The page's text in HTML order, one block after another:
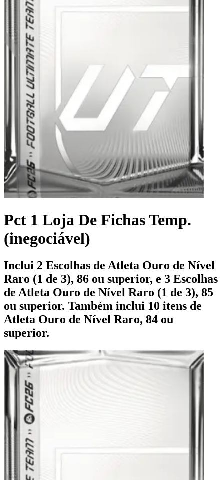
Pct 1 Loja De Fichas Temp.
(inegociável)
Inclui 2 Escolhas de Atleta Ouro de Nível
Raro (1 de 3), 86 ou superior, e 3 Escolhas
de Atleta Ouro de Nível Raro (1 de 3), 85
ou superior. Também inclui 10 itens de
Atleta Ouro de Nível Raro, 84 ou
superior.